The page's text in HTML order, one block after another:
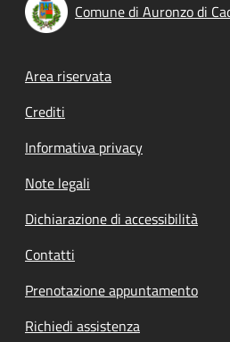
Comune di Auronzo di
Footer menu
Area riservata
Crediti
Informativa privacy
Note legali
Dichiarazione di accessibilità
Contatti
Prenotazione appuntamento
Richiedi assistenza